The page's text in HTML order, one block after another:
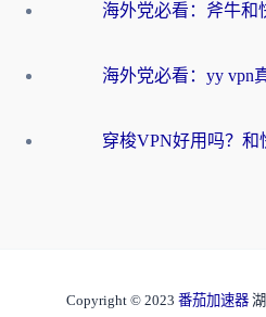
Copyright © 2023 番茄加速器